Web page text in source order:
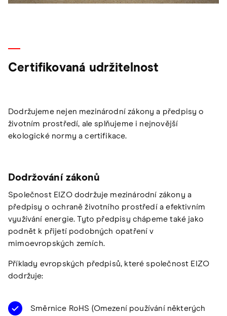
Certifikovaná udržitelnost
Dodržujeme nejen mezinárodní zákony a předpisy o
životním prostředí, ale splňujeme i nejnovější
ekologické normy a certifikace.
Dodržování zákonů
Společnost EIZO dodržuje mezinárodní zákony a
předpisy o ochraně životního prostředí a efektivním
využívání energie. Tyto předpisy chápeme také jako
podnět k přijetí podobných opatření v
mimoevropských zemích.
Příklady evropských předpisů, které společnost EIZO
dodržuje:
Směrnice RoHS (Omezení používání některých